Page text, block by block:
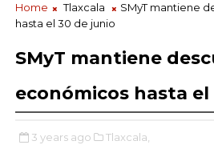
Home Tlaxcala
SMyT mantiene
hasta el 30 de junio
SMyT mantiene
económicos hasta
3 years ago Tlaxcala,